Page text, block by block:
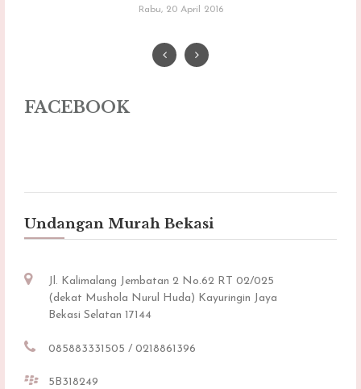
Rabu, 20 April 2016
FACEBOOK
Undangan Murah Bekasi
Jl. Kalimalang Jembatan 2 No.62 RT 02/025
(dekat Mushola Nurul Huda) Kayuringin Jaya
Bekasi Selatan 17144
085883331505 / 0218861396
5B318249